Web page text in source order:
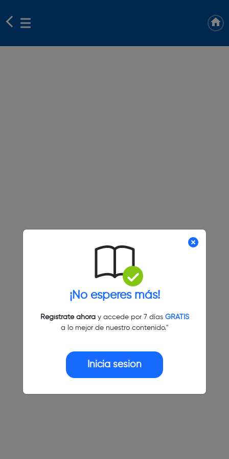
¡No esperes más!
Regístrate ahoray accede por 7 días GRATIS
a lo mejor de nuestro contenido."
Inicia sesión